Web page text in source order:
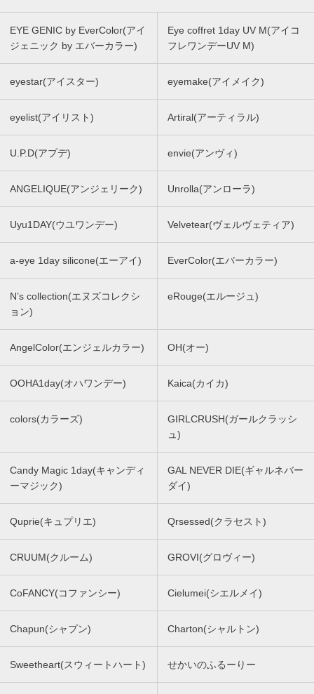
EYE GENIC by EverColor(アイ
ジェニック by エバーカラー)
Eye coffret 1day UV M(アイコ
フレワンデーUV M)
eyestar(アイスター) eyemake(アイメイク)
eyelist(アイリスト) Artiral(アーティラル)
U.P.D(アプデ) envie(アンヴィ)
ANGELIQUE(アンジェリーク) Unrolla(アンローラ)
Uyu1DAY(ウユワンデー) Velvetear(ヴェルヴェティア)
a-eye 1day silicone(エーアイ) EverColor(エバーカラー)
N’s collection(エヌズコレクシ
ョン)
eRouge(エルージュ)
AngelColor(エンジェルカラー) OH(オー)
OOHA1day(オハワンデー) Kaica(カイカ)
colors(カラーズ)
GIRLCRUSH(ガールクラッシ
ュ)
Candy Magic 1day(キャンディ
ーマジック)
GAL NEVER DIE(ギャルネバー
ダイ)
Quprie(キュプリエ) Qrsessed(クラセスト)
CRUUM(クルーム) GROVI(グロヴィー)
CoFANCY(コファンシー) Cielumei(シエルメイ)
Chapun(シャプン) Charton(シャルトン)
Sweetheart(スウィートハート) せかいのふるーりー